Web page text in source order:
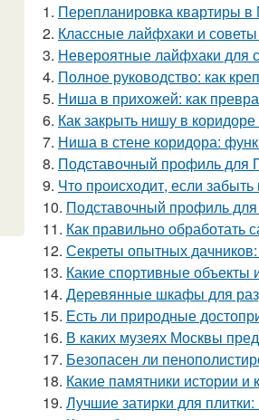
1. Перепланировка квартиры в
2. Классные лайфхаки и
3. Невероятные лайфхаки для
4. Полное руководство: как
5. Ниша в прихожей: как
6. Как закрыть нишу в
7. Ниша в стене коридора:
8. Подставочный профиль для
9. Что происходит, если
10. Подставочный профиль для
11. Как правильно обработать
12. Секреты опытных
13. Какие спортивные
14. Деревянные шкафы для
15. Есть ли природные
16. В каких музеях Москвы
17. Безопасен ли
18. Какие памятники истории и
19. Лучшие затирки для